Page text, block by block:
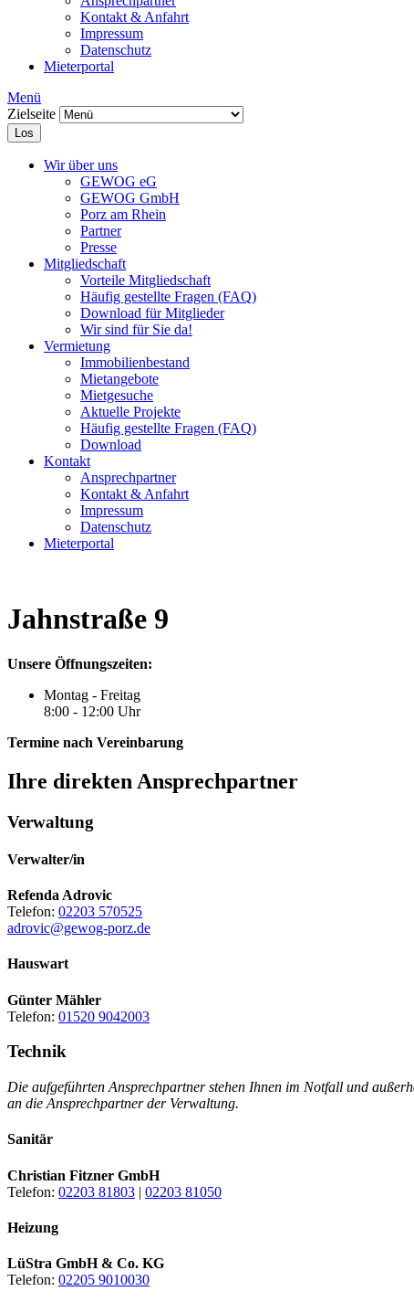
Kontakt & Anfahrt
Impressum
Datenschutz
Mieterportal
Menü
Zielseite
Los
Wir über uns
GEWOG eG
GEWOG GmbH
Porz am Rhein
Partner
Presse
Mitgliedschaft
Vorteile Mitgliedschaft
Häufig gestellte Fragen (FAQ)
Download für Mitglieder
Wir sind für Sie da!
Vermietung
Immobilienbestand
Mietangebote
Mietgesuche
Aktuelle Projekte
Häufig gestellte Fragen (FAQ)
Download
Kontakt
Ansprechpartner
Kontakt & Anfahrt
Impressum
Datenschutz
Mieterportal
Jahnstraße 9
Unsere Öffnungszeiten:
Montag - Freitag
8:00 - 12:00 Uhr
Termine nach Vereinbarung
Ihre direkten Ansprechpartner
Verwaltung
Verwalter/in
Refenda Adrovic
Telefon: 02203 570525
adrovic@gewog-porz.de
Hauswart
Günter Mähler
Telefon: 01520 9042003
Technik
Die aufgeführten Ansprechpartner stehen Ihnen im Notfall und
an die Ansprechpartner der Verwaltung.
Sanitär
Christian Fitzner GmbH
Telefon: 02203 81803 | 02203 81050
Heizung
LüStra GmbH & Co. KG
Telefon: 02205 9010030